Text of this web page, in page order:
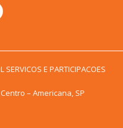
E PARTICIPACOES
– Americana, SP